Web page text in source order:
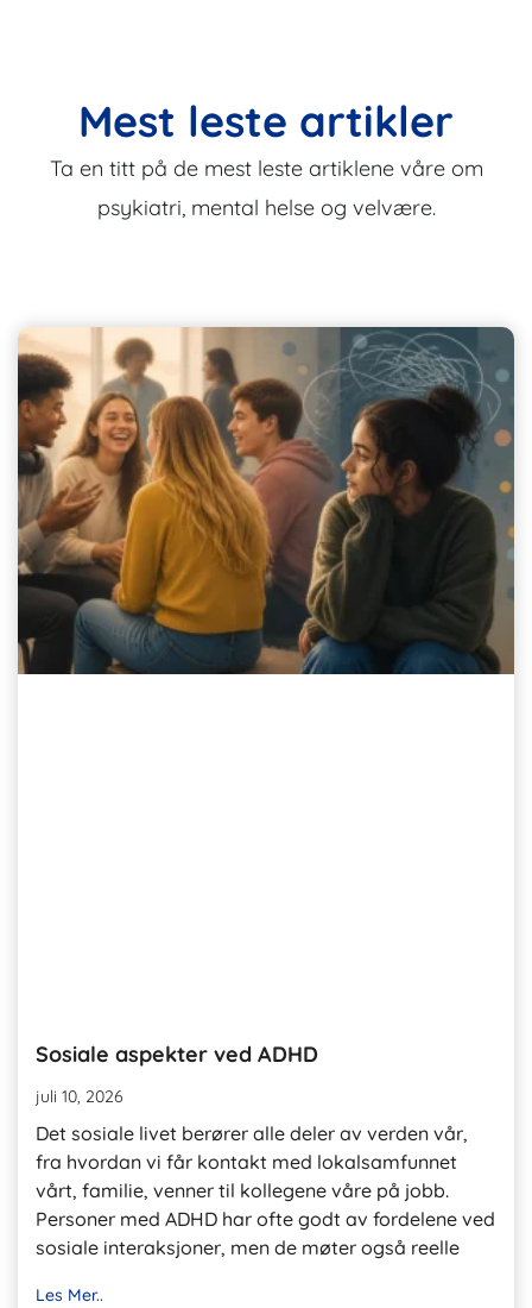
Mest leste artikler
Ta en titt på de mest leste artiklene våre om
psykiatri, mental helse og velvære.
Sosiale aspekter ved ADHD
juli 10, 2026
Det sosiale livet berører alle deler av verden vår,
fra hvordan vi får kontakt med lokalsamfunnet
vårt, familie, venner til kollegene våre på jobb.
Personer med ADHD har ofte godt av fordelene ved
sosiale interaksjoner, men de møter også reelle
Les Mer..